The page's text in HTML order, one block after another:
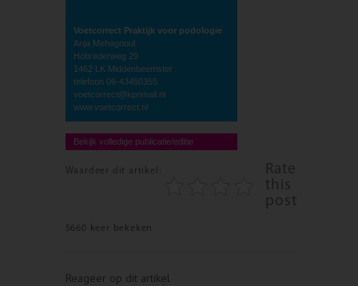
Voetcorrect Praktijk voor podologie
Anja Mehagnoul
Hobrederweg 29
1462 LK Middenbeemster
telefoon 06-43450355
voetcorrect@kpnmail.nl
www.voetcorrect.nl
Bekijk volledige publicatie/editie
Waardeer dit artikel:
Rate
this
post
5660 keer bekeken
Reageer op dit artikel